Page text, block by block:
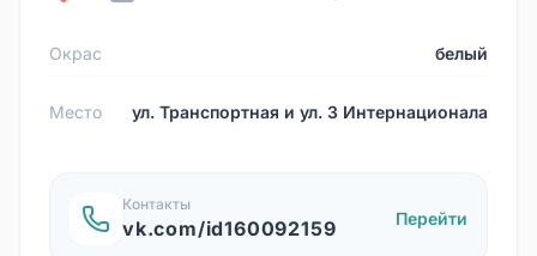
Окрас белый
Место ул. Транспортная и ул. 3 Интернационала
Контакты
vk.com/id160092159 Перейти